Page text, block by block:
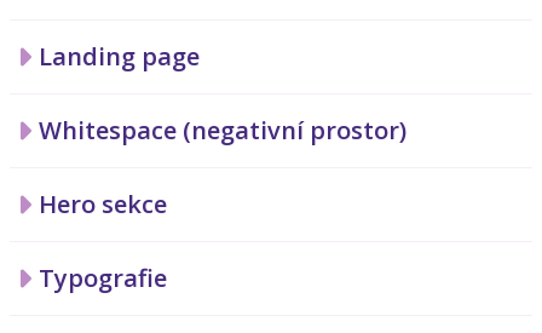
Landing page
Whitespace (negativní prostor)
Hero sekce
Typografie